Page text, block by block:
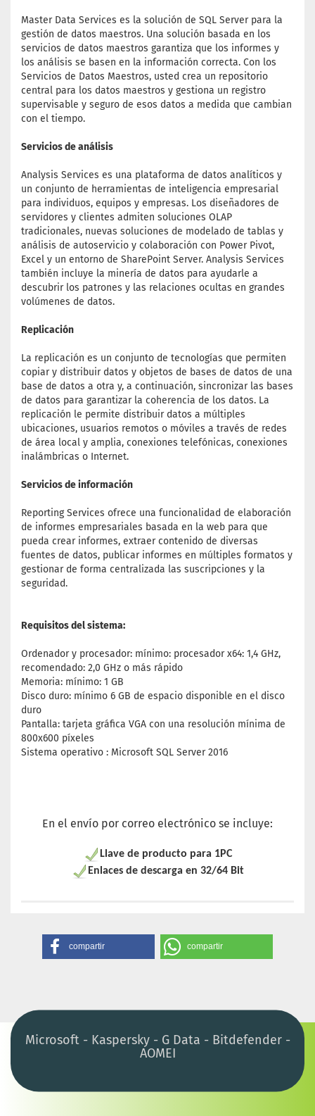
Master Data Services es la solución de SQL Server para la
gestión de datos maestros. Una solución basada en los
servicios de datos maestros garantiza que los informes y
los análisis se basen en la información correcta. Con los
Servicios de Datos Maestros, usted crea un repositorio
central para los datos maestros y gestiona un registro
supervisable y seguro de esos datos a medida que cambian
con el tiempo.
Servicios de análisis
Analysis Services es una plataforma de datos analíticos y
un conjunto de herramientas de inteligencia empresarial
para individuos, equipos y empresas. Los diseñadores de
servidores y clientes admiten soluciones OLAP
tradicionales, nuevas soluciones de modelado de tablas y
análisis de autoservicio y colaboración con Power Pivot,
Excel y un entorno de SharePoint Server. Analysis Services
también incluye la minería de datos para ayudarle a
descubrir los patrones y las relaciones ocultas en grandes
volúmenes de datos.
Replicación
La replicación es un conjunto de tecnologías que permiten
copiar y distribuir datos y objetos de bases de datos de una
base de datos a otra y, a continuación, sincronizar las bases
de datos para garantizar la coherencia de los datos. La
replicación le permite distribuir datos a múltiples
ubicaciones, usuarios remotos o móviles a través de redes
de área local y amplia, conexiones telefónicas, conexiones
inalámbricas o Internet.
Servicios de información
Reporting Services ofrece una funcionalidad de elaboración
de informes empresariales basada en la web para que
pueda crear informes, extraer contenido de diversas
fuentes de datos, publicar informes en múltiples formatos y
gestionar de forma centralizada las suscripciones y la
seguridad.
Requisitos del sistema:
Ordenador y procesador: mínimo: procesador x64: 1,4 GHz,
recomendado: 2,0 GHz o más rápido
Memoria: mínimo: 1 GB
Disco duro: mínimo 6 GB de espacio disponible en el disco
duro
Pantalla: tarjeta gráfica VGA con una resolución mínima de
800x600 píxeles
Sistema operativo : Microsoft SQL Server 2016
En el envío por correo electrónico se incluye:
Llave de producto para 1PC
Enlaces de descarga en 32/64 Bit
compartir compartir
Microsoft - Kaspersky - G Data - Bitdefender -
AOMEI